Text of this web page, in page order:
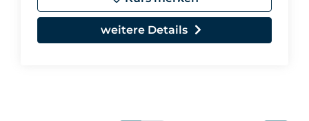
weitere Details